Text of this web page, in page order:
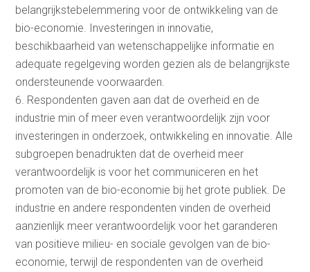
belangrijkstebelemmering voor de ontwikkeling van de
bio-economie. Investeringen in innovatie,
beschikbaarheid van wetenschappelijke informatie en
adequate regelgeving worden gezien als de belangrijkste
ondersteunende voorwaarden.
Respondenten gaven aan dat de overheid en de
industrie min of meer even verantwoordelijk zijn voor
investeringen in onderzoek, ontwikkeling en innovatie. Alle
subgroepen benadrukten dat de overheid meer
verantwoordelijk is voor het communiceren en het
promoten van de bio-economie bij het grote publiek. De
industrie en andere respondenten vinden de overheid
aanzienlijk meer verantwoordelijk voor het garanderen
van positieve milieu- en sociale gevolgen van de bio-
economie, terwijl de respondenten van de overheid